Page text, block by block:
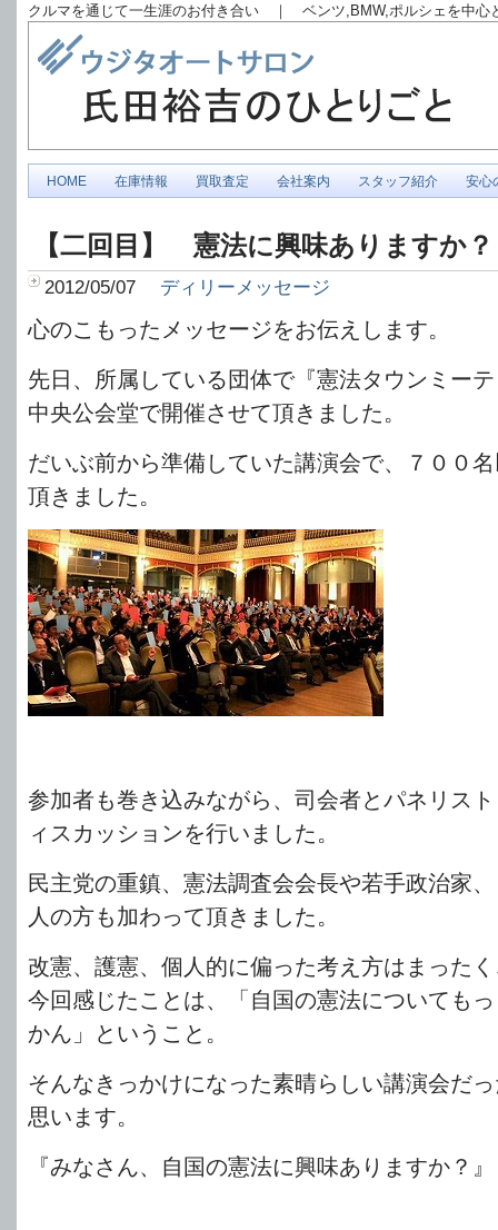
クルマを通じて一生涯のお付き合い ｜ ベンツ,BMW,ポルシェを中
HOME 在庫情報 買取査定 会社案内 スタッフ紹介 安心
【二回目】 憲法に興味ありますか？
2012/05/07 ディリーメッセージ
心のこもったメッセージをお伝えします。
先日、所属している団体で『憲法タウンミー
中央公会堂で開催させて頂きました。
だいぶ前から準備していた講演会で、７００
頂きました。
参加者も巻き込みながら、司会者とパネリス
ィスカッションを行いました。
民主党の重鎮、憲法調査会会長や若手政治家
人の方も加わって頂きました。
改憲、護憲、個人的に偏った考え方はまった
今回感じたことは、「自国の憲法についても
かん」ということ。
そんなきっかけになった素晴らしい講演会だ
思います。
『みなさん、自国の憲法に興味ありますか？』